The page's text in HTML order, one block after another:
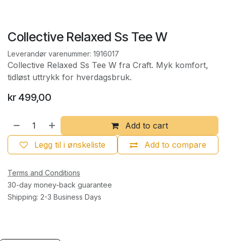
Collective Relaxed Ss Tee W
Leverandør varenummer: 1916017
Collective Relaxed Ss Tee W fra Craft. Myk komfort,
tidløst uttrykk for hverdagsbruk.
kr 499,00
Add to cart
Add to compare
Legg til i ønskeliste
Terms and Conditions
30-day money-back guarantee
Shipping: 2-3 Business Days